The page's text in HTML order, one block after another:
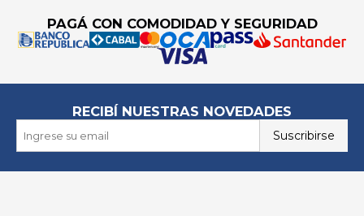
PAGÁ CON COMODIDAD Y SEGURIDAD
RECIBÍ NUESTRAS NOVEDADES
Suscribirse